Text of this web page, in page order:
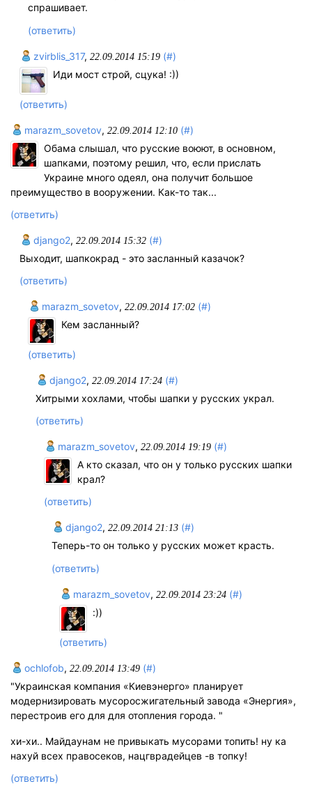
спрашивает.
(ответить)
zvirblis_317, 22.09.2014 15:19 (#)
Иди мост строй, сцука! :))
(ответить)
marazm_sovetov, 22.09.2014 12:10 (#)
Обама слышал, что русские воюют, в основном,
шапками, поэтому решил, что, если прислать
Украине много одеял, она получит большое
преимущество в вооружении. Как-то так...
(ответить)
django2, 22.09.2014 15:32 (#)
Выходит, шапкокрад - это засланный казачок?
(ответить)
marazm_sovetov, 22.09.2014 17:02 (#)
Кем засланный?
(ответить)
django2,22.09.2014 17:24 (#)
Хитрыми хохлами, чтобы шапки у русских украл.
(ответить)
marazm_sovetov, 22.09.2014 19:19 (#)
А кто сказал, что он у только русских шапки
крал?
(ответить)
django2,22.09.2014 21:13 (#)
Теперь-то он только у русских может красть.
(ответить)
marazm_sovetov, 22.09.2014 23:24 (#)
:))
(ответить)
ochlofob, 22.09.2014 13:49 (#)
"Украинская компания «Киевэнерго» планирует
модернизировать мусоросжигательный завода «Энергия»,
перестроив его для для отопления города. "
хи-хи.. Майдаунам не привыкать мусорами топить! ну ка
нахуй всех правосеков, нацгврадейцев -в топку!
(ответить)